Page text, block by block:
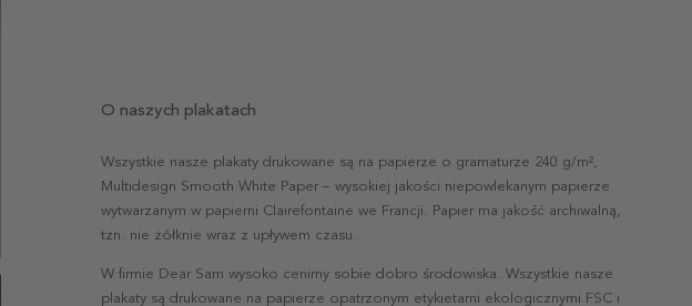
O naszych plakatach
Wszystkie nasze plakaty drukowane są na papierze o gramaturze 240 g/m²,
Multidesign Smooth White Paper – wysokiej jakości niepowlekanym papierze
wytwarzanym w papierni Clairefontaine we Francji. Papier ma jakość archiwalną,
tzn. nie żółknie wraz z upływem czasu.
W firmie Dear Sam wysoko cenimy sobie dobro środowiska. Wszystkie nasze
plakaty są drukowane na papierze opatrzonym etykietami ekologicznymi FSC i